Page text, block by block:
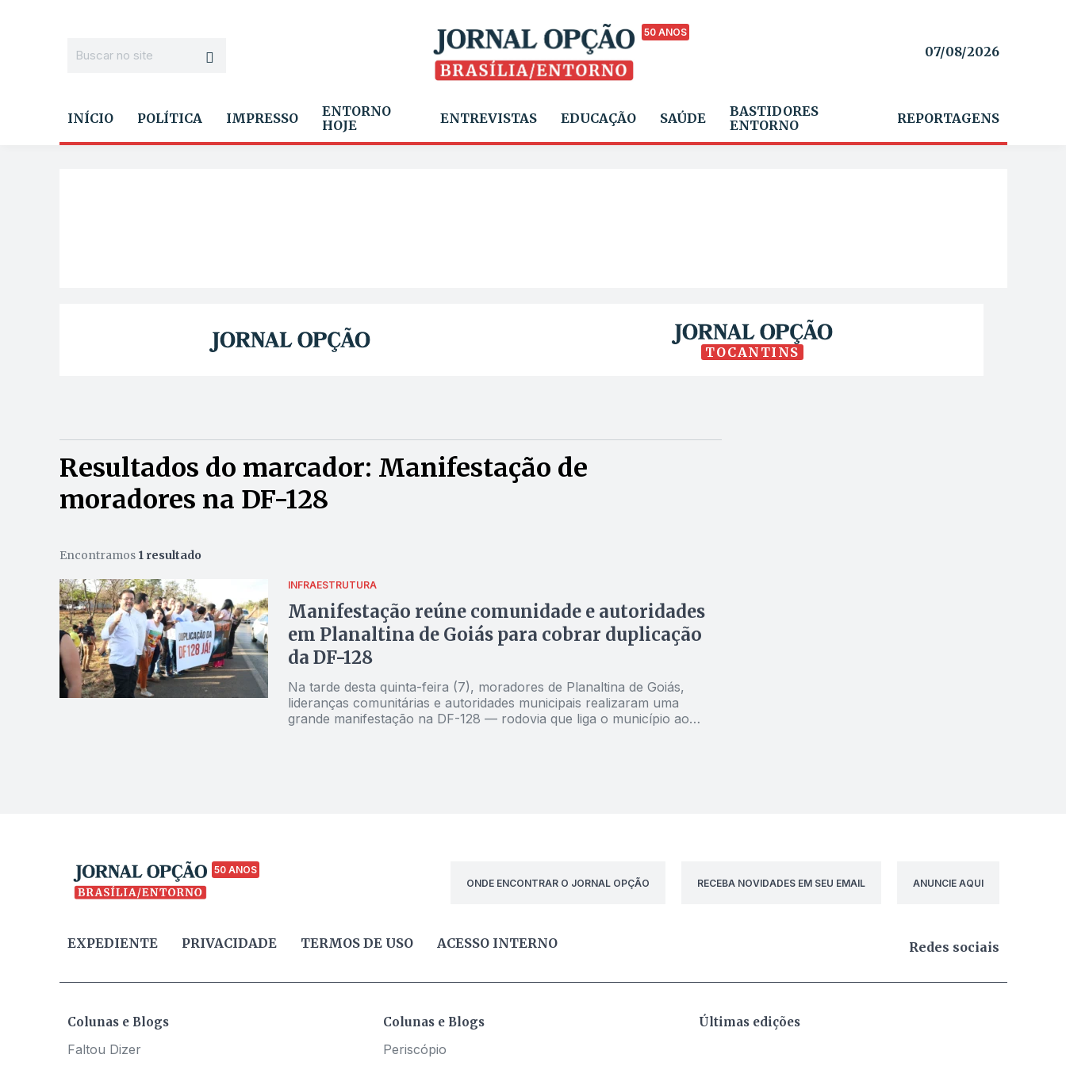
50 ANOS
07/08/2026
INÍCIO POLÍTICA IMPRESSO
ENTORNO
HOJE
ENTREVISTAS EDUCAÇÃO SAÚDE
BASTIDORES
ENTORNO
REPORTAGENS
TOCANTINS
Resultados do marcador: Manifestação de
moradores na DF-128
Encontramos 1 resultado
INFRAESTRUTURA
Manifestação reúne comunidade e autoridades
em Planaltina de Goiás para cobrar duplicação
da DF-128
Na tarde desta quinta-feira (7), moradores de Planaltina de Goiás,
lideranças comunitárias e autoridades municipais realizaram uma
grande manifestação na DF-128 — rodovia que liga o município ao
50 ANOS
ONDE ENCONTRAR O JORNAL OPÇÃO
RECEBA NOVIDADES EM SEU EMAIL ANUNCIE AQUI
EXPEDIENTE PRIVACIDADE TERMOS DE USO ACESSO INTERNO Redes sociais
Colunas e Blogs
Faltou Dizer
Colunas e Blogs
Periscópio
Últimas edições